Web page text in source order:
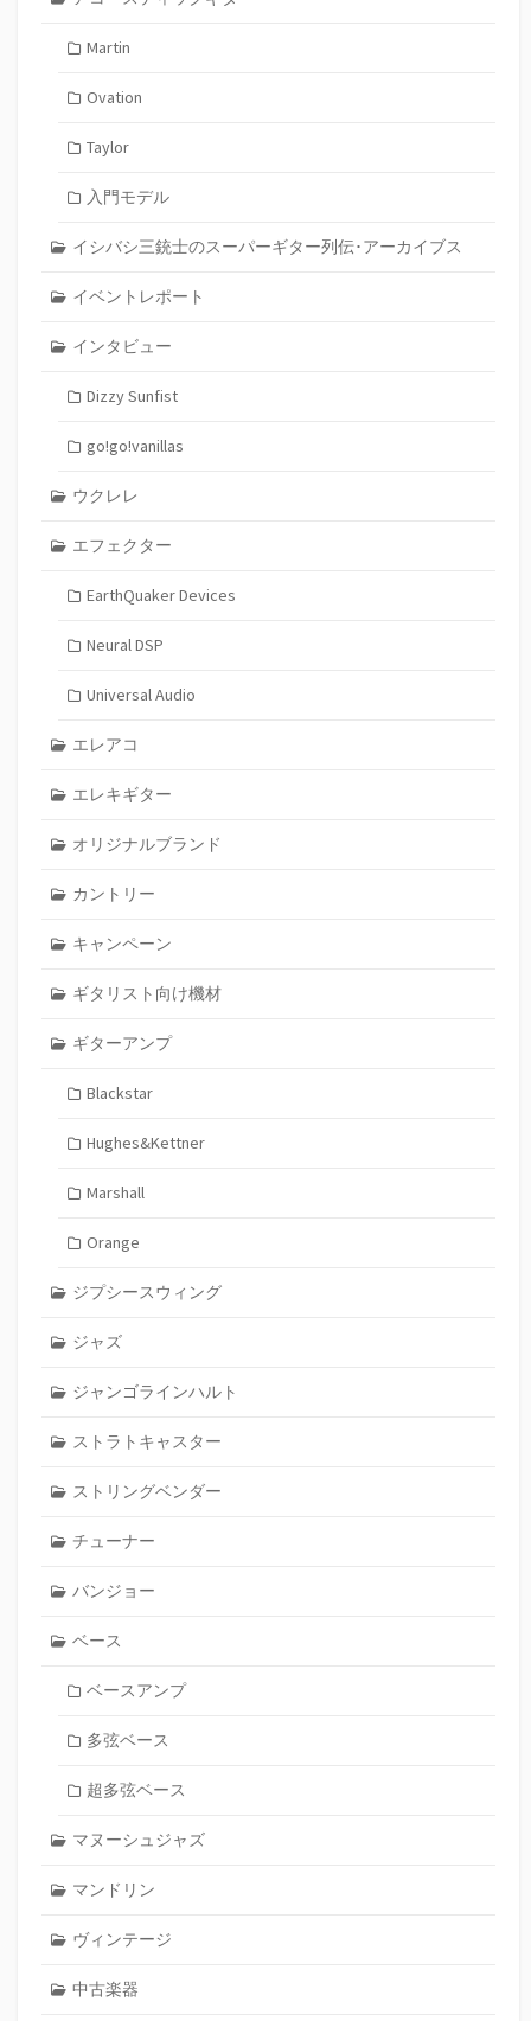
Martin
Ovation
Taylor
入門モデル
イシバシ三銃士のスーパーギター列伝･アーカイブス
イベントレポート
インタビュー
Dizzy Sunfist
go!go!vanillas
ウクレレ
エフェクター
EarthQuaker Devices
Neural DSP
Universal Audio
エレアコ
エレキギター
オリジナルブランド
カントリー
キャンペーン
ギタリスト向け機材
ギターアンプ
Blackstar
Hughes&Kettner
Marshall
Orange
ジプシースウィング
ジャズ
ジャンゴラインハルト
ストラトキャスター
ストリングベンダー
チューナー
バンジョー
ベース
ベースアンプ
多弦ベース
超多弦ベース
マヌーシュジャズ
マンドリン
ヴィンテージ
中古楽器